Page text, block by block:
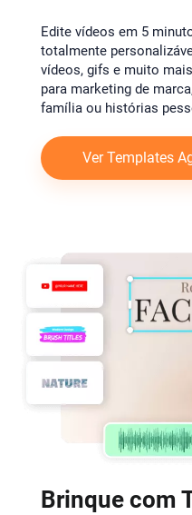
Edite vídeos em 5
totalmente
vídeos, gifs e muito
para marketing de
família ou histórias
Ver Templates
Brinque com